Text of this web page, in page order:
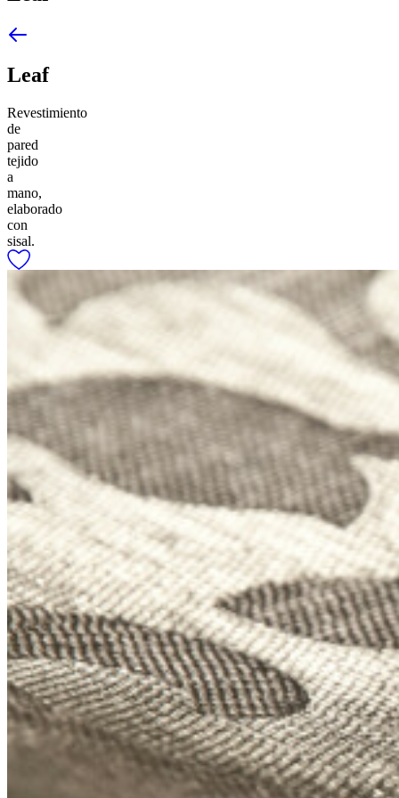
Leaf
Revestimiento
de
pared
tejido
a
mano,
elaborado
con
sisal.